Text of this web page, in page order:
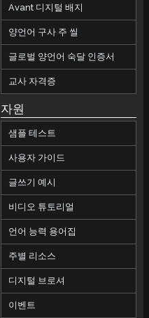
Avant 디지털 배지
양언어 구사 주 씰
글로벌 양언어 숙달 인증서
교사 자격증
자원
샘플 테스트
사용자 가이드
글쓰기 예시
비디오 튜토리얼
언어 능력 용어집
주별 리소스
디지털 브로셔
이벤트